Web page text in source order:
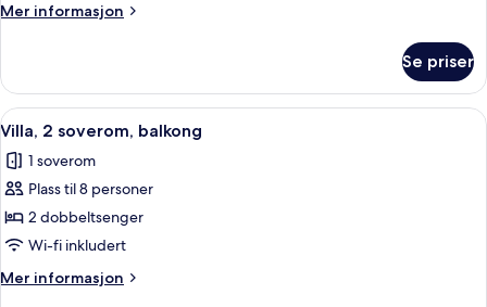
balkong
Mer informasjon
Mer
1
soverom,
balkong
Se priser
Åpne
alle
bildene
av
Villa,
2
soverom,
balkong
Flatskjerm-TV, DVD-spiller,
5
Villa, 2 soverom, balkong
1 soverom
Plass til 8 personer
2 dobbeltsenger
Wi-fi inkludert
Mer informasjon
Mer